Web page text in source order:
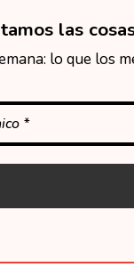
las
lo que los